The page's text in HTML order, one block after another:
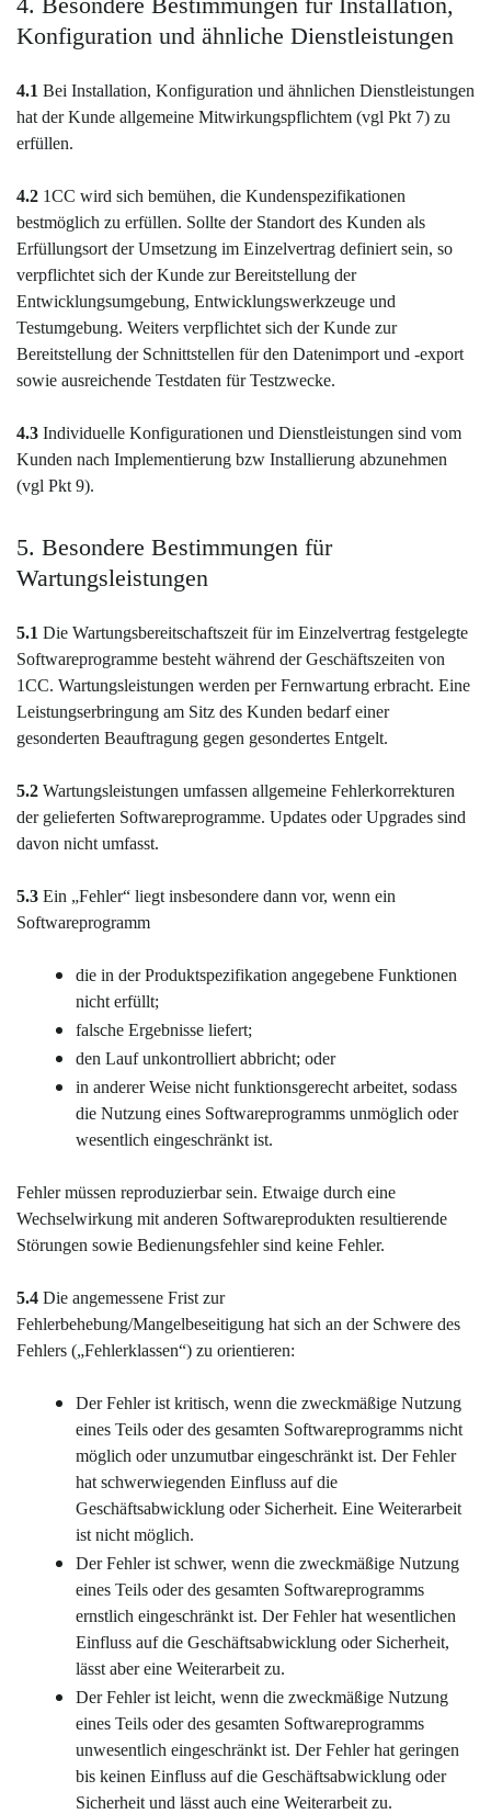
Konfiguration und ähnliche Dienstleistungen
4.1 Bei Installation, Konfiguration und ähnlichen Dienstleistungen
hat der Kunde allgemeine Mitwirkungspflichtem (vgl Pkt 7) zu
erfüllen.
4.2 1CC wird sich bemühen, die Kundenspezifikationen
bestmöglich zu erfüllen. Sollte der Standort des Kunden als
Erfüllungsort der Umsetzung im Einzelvertrag definiert sein, so
verpflichtet sich der Kunde zur Bereitstellung der
Entwicklungsumgebung, Entwicklungswerkzeuge und
Testumgebung. Weiters verpflichtet sich der Kunde zur
Bereitstellung der Schnittstellen für den Datenimport und -export
sowie ausreichende Testdaten für Testzwecke.
4.3 Individuelle Konfigurationen und Dienstleistungen sind vom
Kunden nach Implementierung bzw Installierung abzunehmen
(vgl Pkt 9).
5. Besondere Bestimmungen für
Wartungsleistungen
5.1 Die Wartungsbereitschaftszeit für im Einzelvertrag festgelegte
Softwareprogramme besteht während der Geschäftszeiten von
1CC. Wartungsleistungen werden per Fernwartung erbracht. Eine
Leistungserbringung am Sitz des Kunden bedarf einer
gesonderten Beauftragung gegen gesondertes Entgelt.
5.2 Wartungsleistungen umfassen allgemeine Fehlerkorrekturen
der gelieferten Softwareprogramme. Updates oder Upgrades sind
davon nicht umfasst.
5.3 Ein „Fehler“ liegt insbesondere dann vor, wenn ein
Softwareprogramm
die in der Produktspezifikation angegebene Funktionen
nicht erfüllt;
falsche Ergebnisse liefert;
den Lauf unkontrolliert abbricht; oder
in anderer Weise nicht funktionsgerecht arbeitet, sodass
die Nutzung eines Softwareprogramms unmöglich oder
wesentlich eingeschränkt ist.
Fehler müssen reproduzierbar sein. Etwaige durch eine
Wechselwirkung mit anderen Softwareprodukten resultierende
Störungen sowie Bedienungsfehler sind keine Fehler.
5.4 Die angemessene Frist zur
Fehlerbehebung/Mangelbeseitigung hat sich an der Schwere des
Fehlers („Fehlerklassen“) zu orientieren:
Der Fehler ist kritisch, wenn die zweckmäßige Nutzung
eines Teils oder des gesamten Softwareprogramms nicht
möglich oder unzumutbar eingeschränkt ist. Der Fehler
hat schwerwiegenden Einfluss auf die
Geschäftsabwicklung oder Sicherheit. Eine Weiterarbeit
ist nicht möglich.
Der Fehler ist schwer, wenn die zweckmäßige Nutzung
eines Teils oder des gesamten Softwareprogramms
ernstlich eingeschränkt ist. Der Fehler hat wesentlichen
Einfluss auf die Geschäftsabwicklung oder Sicherheit,
lässt aber eine Weiterarbeit zu.
Der Fehler ist leicht, wenn die zweckmäßige Nutzung
eines Teils oder des gesamten Softwareprogramms
unwesentlich eingeschränkt ist. Der Fehler hat geringen
bis keinen Einfluss auf die Geschäftsabwicklung oder
Sicherheit und lässt auch eine Weiterarbeit zu.